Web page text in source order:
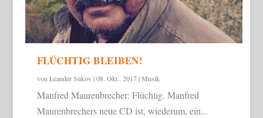
FLÜCHTIG BLEIBEN!
vonLeander Sukov|08. Okt.. 2017|Musik
Manfred Maurenbrecher: Flüchtig. Manfred
Maurenbrechers neue CD ist, wiederum, ein...